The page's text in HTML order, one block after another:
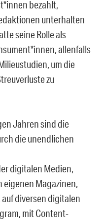
bezahlt,
unterhalten
seine Rolle als
allenfalls
um die
zu
Jahren sind die
die unendlichen
digitalen Medien,
eigenen Magazinen,
diversen digitalen
mit Content-